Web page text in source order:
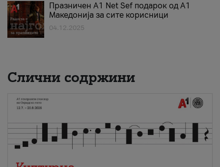
Празничен A1 Net Sеf подарок од А1
Македонија за сите корисници
04.12.2025
Слични содржини